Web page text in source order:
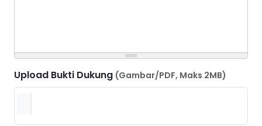
Upload Bukti Dukung (Gambar/PDF, Maks 2MB)